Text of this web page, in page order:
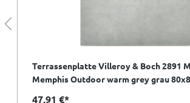
Terrassenplatte Villeroy & Boch 2891
Memphis Outdoor warm grey grau
47,91 €*